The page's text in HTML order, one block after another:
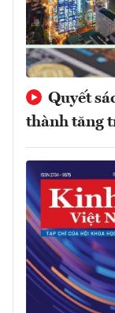
Quyết
thành tăng